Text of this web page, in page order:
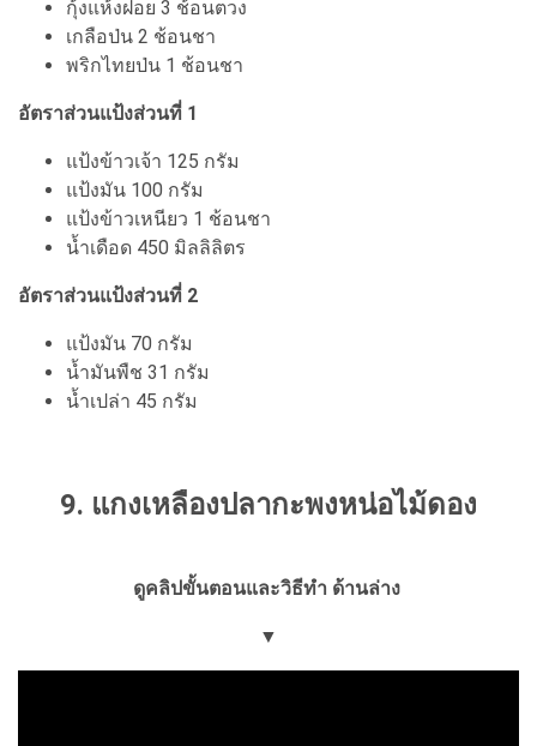
กุ้งแห้งฝอย 3 ช้อนตวง
เกลือป่น 2 ช้อนชา
พริกไทยป่น 1 ช้อนชา
อัตราส่วนแป้งส่วนที่ 1
แป้งข้าวเจ้า 125 กรัม
แป้งมัน 100 กรัม
แป้งข้าวเหนียว 1 ช้อนชา
น้ำเดือด 450 มิลลิลิตร
อัตราส่วนแป้งส่วนที่ 2
แป้งมัน 70 กรัม
น้ำมันพืช 31 กรัม
น้ำเปล่า 45 กรัม
9. แกงเหลืองปลากะพงหน่อไม้ดอง
ดูคลิปขั้นตอนและวิธีทำ ด้านล่าง
▼